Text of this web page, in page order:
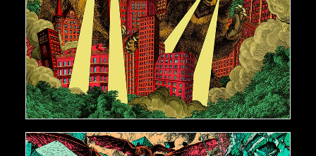
AJOUTER AU PANIER